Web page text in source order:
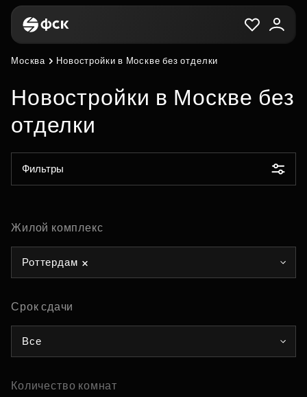
Москва Новостройки в Москве без отделки
Новостройки в Москве без
отделки
Фильтры
Жилой комплекс
Роттердам
Срок сдачи
Все
Количество комнат